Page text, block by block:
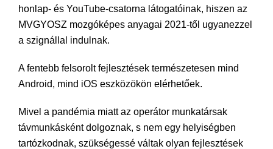
honlap- és YouTube-csatorna látogatóinak, hiszen az
MVGYOSZ mozgóképes anyagai 2021-től ugyanezzel
a szignállal indulnak.
A fentebb felsorolt fejlesztések természetesen mind
Android, mind iOS eszközökön elérhetőek.
Mivel a pandémia miatt az operátor munkatársak
távmunkásként dolgoznak, s nem egy helyiségben
tartózkodnak, szükségessé váltak olyan fejlesztések